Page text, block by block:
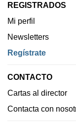
REGISTRADOS
Mi perfil
Newsletters
Regístrate
CONTACTO
Cartas al director
Contacta con